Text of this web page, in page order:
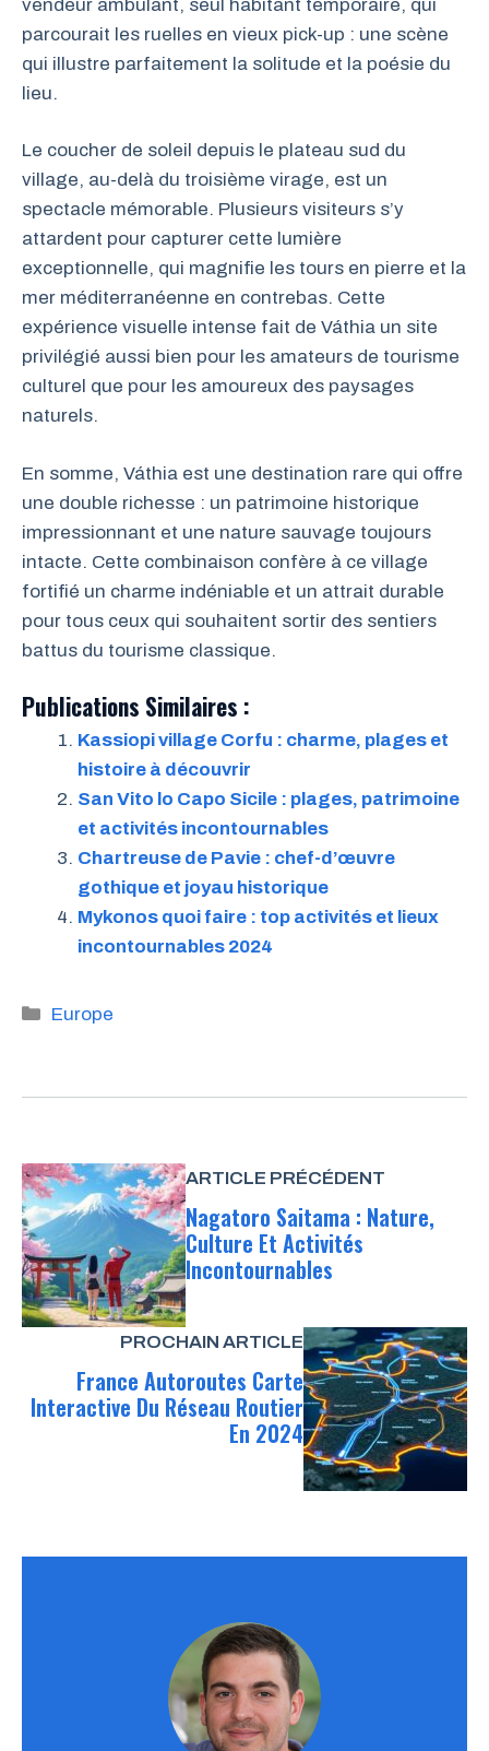
vendeur ambulant, seul habitant temporaire, qui
parcourait les ruelles en vieux pick-up : une scène
qui illustre parfaitement la solitude et la poésie du
lieu.
Le coucher de soleil depuis le plateau sud du
village, au-delà du troisième virage, est un
spectacle mémorable. Plusieurs visiteurs s’y
attardent pour capturer cette lumière
exceptionnelle, qui magnifie les tours en pierre et la
mer méditerranéenne en contrebas. Cette
expérience visuelle intense fait de Váthia un site
privilégié aussi bien pour les amateurs de tourisme
culturel que pour les amoureux des paysages
naturels.
En somme, Váthia est une destination rare qui offre
une double richesse : un patrimoine historique
impressionnant et une nature sauvage toujours
intacte. Cette combinaison confère à ce village
fortifié un charme indéniable et un attrait durable
pour tous ceux qui souhaitent sortir des sentiers
battus du tourisme classique.
Publications Similaires :
Kassiopi village Corfu : charme, plages et
histoire à découvrir
San Vito lo Capo Sicile : plages, patrimoine
et activités incontournables
Chartreuse de Pavie : chef-d’œuvre
gothique et joyau historique
Mykonos quoi faire : top activités et lieux
incontournables 2024
Catégories
Europe
ARTICLE PRÉCÉDENT
Nagatoro Saitama : Nature,
Culture Et Activités
Incontournables
PROCHAIN ARTICLE
France Autoroutes Carte
Interactive Du Réseau Routier
En 2024